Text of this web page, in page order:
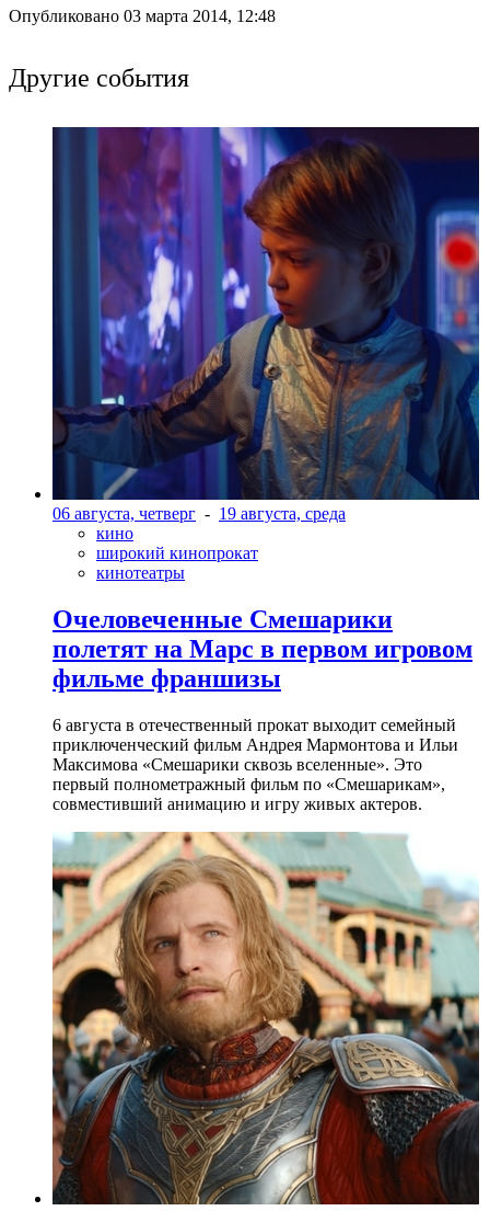
Опубликовано 03 марта 2014, 12:48
Другие события
06 августа, четверг - 19 августа, среда
кино
широкий кинопрокат
кинотеатры
Очеловеченные Смешарики
полетят на Марс в первом игровом
фильме франшизы
6 августа в отечественный прокат выходит семейный
приключенческий фильм Андрея Мармонтова и Ильи
Максимова «Смешарики сквозь вселенные». Это
первый полнометражный фильм по «Смешарикам»,
совместивший анимацию и игру живых актеров.